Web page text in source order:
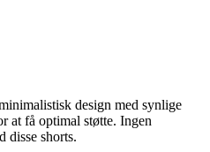
design med synlige
at få optimal støtte. Ingen
disse shorts.